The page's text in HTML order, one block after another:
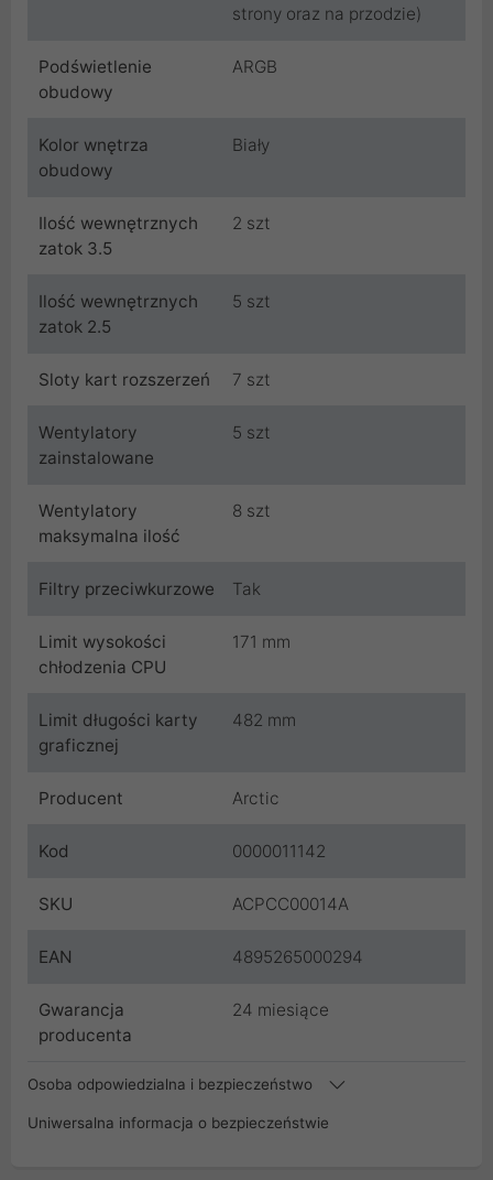
strony oraz na przodzie)
Podświetlenie
obudowy
ARGB
Kolor wnętrza
obudowy
Biały
Ilość wewnętrznych
zatok 3.5
2 szt
Ilość wewnętrznych
zatok 2.5
5 szt
Sloty kart rozszerzeń 7 szt
Wentylatory
zainstalowane
5 szt
Wentylatory
maksymalna ilość
8 szt
Filtry przeciwkurzowe Tak
Limit wysokości
chłodzenia CPU
171 mm
Limit długości karty
graficznej
482 mm
Producent Arctic
Kod 0000011142
SKU ACPCC00014A
EAN 4895265000294
Gwarancja
producenta
24 miesiące
Osoba odpowiedzialna i bezpieczeństwo
Uniwersalna informacja o bezpieczeństwie